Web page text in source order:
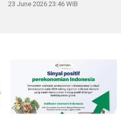
23 June 2026 23:46 WIB